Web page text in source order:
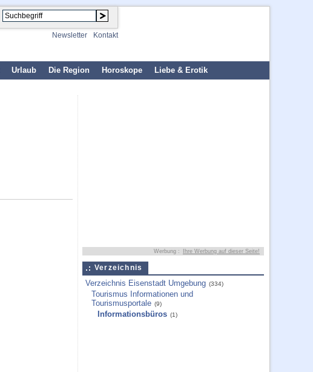
Newsletter Kontakt
Urlaub Die Region Horoskope Liebe & Erotik
Werbung : Ihre Werbung auf dieser Seite!
Verzeichnis
Verzeichnis Eisenstadt Umgebung (334)
Tourismus Informationen und
Tourismusportale (9)
Informationsbüros (1)